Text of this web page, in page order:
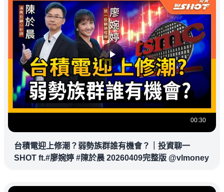
00:30
台積電迎上修潮？弱勢族群誰有機會？｜投資聊一
SHOT ft.#廖婉婷 #陳於晨 20260409完整版 @vlmoney